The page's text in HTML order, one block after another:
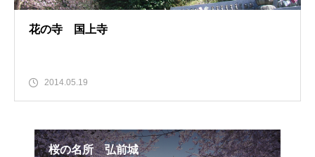
花の寺 国上寺
2014.05.19
桜の名所 弘前城